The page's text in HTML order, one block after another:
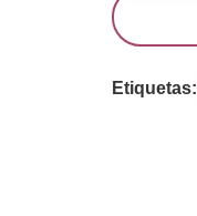
Etiquetas: